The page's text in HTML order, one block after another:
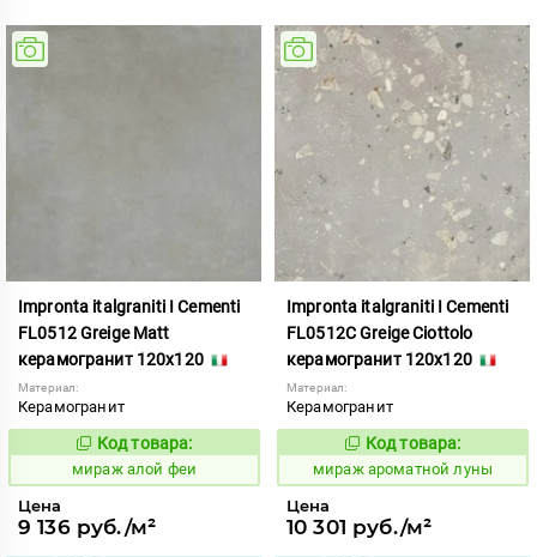
Impronta italgraniti I Cementi
FL0512 Greige Matt
керамогранит 120x120
Материал:
Керамогранит
984613
Код товара:
мираж алой феи
Цена
9 136 руб./м²
Impronta italgraniti I Cementi
FL0512C Greige Ciottolo
керамогранит 120x120
Материал:
Керамогранит
984670
Код товара:
мираж ароматной луны
Цена
10 301 руб./м²